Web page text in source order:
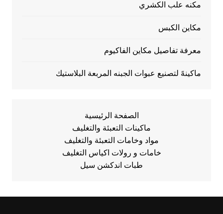
مكنه علب الكشري
مكاين الكبس
معرفة تفاصيل مكاين الفاكيوم
ماكينهً لتصنيع عبوات الجبنه المربعة البلاستيك
الصفحة الرئيسية
ماكينات التعبئة والتغليف
مواد وخامات التعبئة والتغليف
خامات و رولات اكياس التغليف
طبات اندكشن سيل